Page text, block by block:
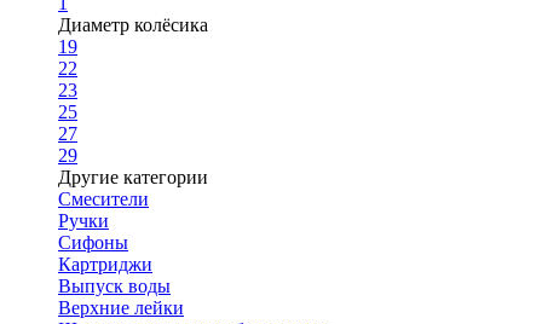
Диаметр колёсика
19
22
23
25
27
29
Другие категории
Смесители
Ручки
Сифоны
Картриджи
Выпуск воды
Верхние лейки